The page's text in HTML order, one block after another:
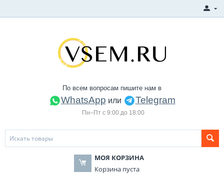
По всем вопросам пишите нам в
WhatsApp или Telegram
Пн–Пт с 9:00 до 18:00
МОЯ КОРЗИНА
Корзина пуста